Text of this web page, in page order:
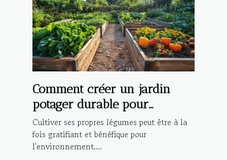
Comment créer un jardin
potager durable pour
débutants
Cultiver ses propres légumes peut être à la
fois gratifiant et bénéfique pour
l'environnement....